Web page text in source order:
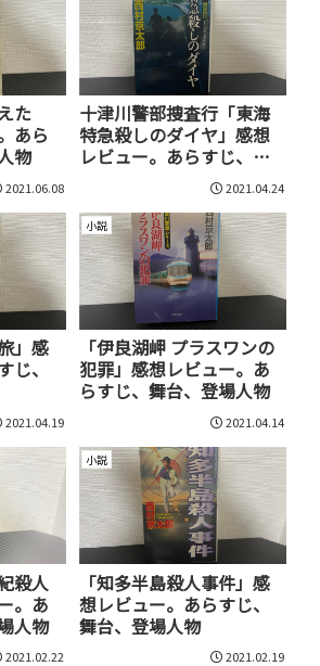
た
あら
物
2021.06.08
十津川警部捜査行「東海
特急殺しのダイヤ」感想
レビュー。あらすじ、舞
2021.04.24
」感
じ、
2021.04.19
小説
「伊良湖岬 プラスワンの
犯罪」感想レビュー。あ
らすじ、舞台、登場人物
2021.04.14
殺人
。あ
人物
2021.02.22
小説
「知多半島殺人事件」感
想レビュー。あらすじ、
舞台、登場人物
2021.02.19